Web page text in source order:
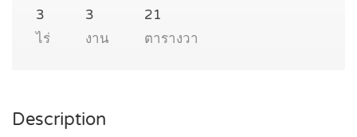
3
ไร่
3
งาน
21
ตารางวา
Description